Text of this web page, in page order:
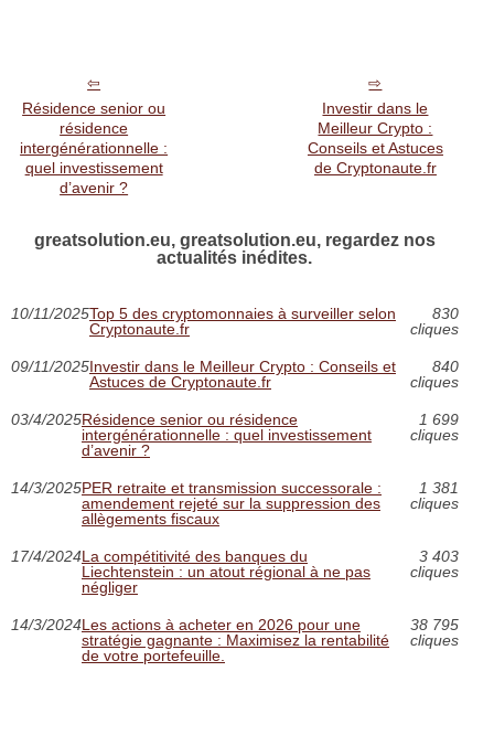
Résidence senior ou
résidence
intergénérationnelle :
quel investissement
d’avenir ?
Investir dans le
Meilleur Crypto :
Conseils et Astuces
de Cryptonaute.fr
greatsolution.eu, greatsolution.eu, regardez nos
actualités inédites.
10/11/2025Top 5 des cryptomonnaies à surveiller selon
Cryptonaute.fr
830
cliques
09/11/2025Investir dans le Meilleur Crypto : Conseils et
Astuces de Cryptonaute.fr
840
cliques
03/4/2025Résidence senior ou résidence
intergénérationnelle : quel investissement
d’avenir ?
1 699
cliques
14/3/2025PER retraite et transmission successorale :
amendement rejeté sur la suppression des
allègements fiscaux
1 381
cliques
17/4/2024La compétitivité des banques du
Liechtenstein : un atout régional à ne pas
négliger
3 403
cliques
14/3/2024Les actions à acheter en 2026 pour une
stratégie gagnante : Maximisez la rentabilité
de votre portefeuille.
38 795
cliques